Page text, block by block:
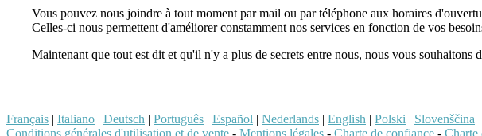
Vous pouvez nous joindre à tout moment par mail ou par téléphone aux horaires
Celles-ci nous permettent d'améliorer constamment nos services en fonction de vos
Maintenant que tout est dit et qu'il n'y a plus de secrets entre nous, nous vous souhaitons
Français | Italiano | Deutsch | Português | Español | Nederlands | English | Polski | Slovenščina
Conditions générales d'utilisation et de vente - Mentions légales - Charte de confiance - Charte